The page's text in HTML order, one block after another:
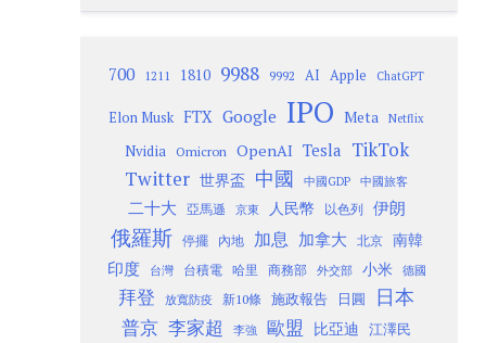
700 1211 1810 9988 9992 AI Apple ChatGPT
Elon Musk FTX Google IPO Meta Netflix
Nvidia Omicron OpenAI Tesla TikTok
Twitter 世界盃 中國 中國GDP 中國旅客
二十大 亞馬遜 京東 人民幣 以色列 伊朗
俄羅斯 停擺 內地 加息 加拿大 北京
南韓
印度
台灣 台積電 哈里 商務部 外交部 小米 德國
拜登 放寬防疫 新10條 施政報告 日圓 日本
普京 李家超 李強 歐盟 比亞迪 江澤民